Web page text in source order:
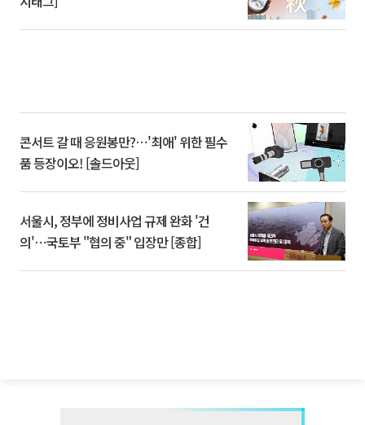
콘서트 갈 때 응원봉만?⋯'최애' 위한 필수
품 등장이오! [솔드아웃]
서울시, 정부에 정비사업 규제 완화 '건
의'⋯국토부 "협의 중" 입장만 [종합]